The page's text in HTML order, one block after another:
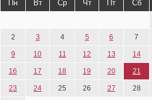
Пн Вт Ср Чт Пт Сб
2 3 4 5 6 7
9 10 11 12 13 14
16 17 18 19 20 21
23 24 25 26 27 28